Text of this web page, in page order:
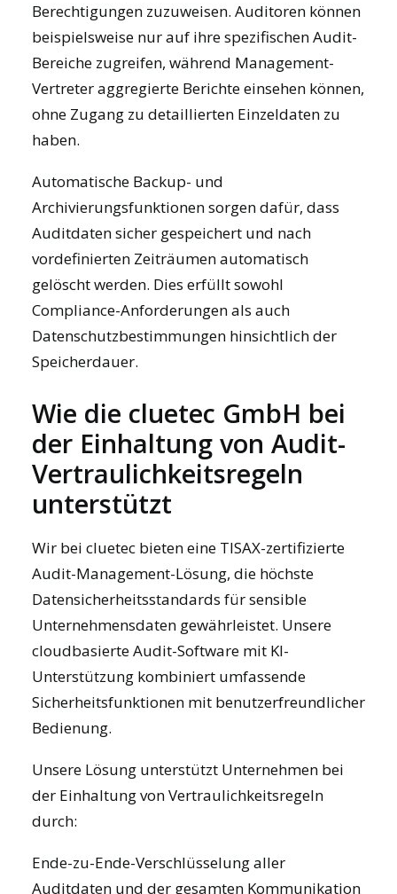
Berechtigungen zuzuweisen. Auditoren können
beispielsweise nur auf ihre spezifischen Audit-
Bereiche zugreifen, während Management-
Vertreter aggregierte Berichte einsehen können,
ohne Zugang zu detaillierten Einzeldaten zu
haben.
Automatische Backup- und
Archivierungsfunktionen sorgen dafür, dass
Auditdaten sicher gespeichert und nach
vordefinierten Zeiträumen automatisch
gelöscht werden. Dies erfüllt sowohl
Compliance-Anforderungen als auch
Datenschutzbestimmungen hinsichtlich der
Speicherdauer.
Wie die cluetec GmbH bei
der Einhaltung von Audit-
Vertraulichkeitsregeln
unterstützt
Wir bei cluetec bieten eine TISAX-zertifizierte
Audit-Management-Lösung, die höchste
Datensicherheitsstandards für sensible
Unternehmensdaten gewährleistet. Unsere
cloudbasierteAudit-Software mit KI-
Unterstützung kombiniert umfassende
Sicherheitsfunktionen mit benutzerfreundlicher
Bedienung.
Unsere Lösung unterstützt Unternehmen bei
der Einhaltung von Vertraulichkeitsregeln
durch:
Ende-zu-Ende-Verschlüsselung aller
Auditdaten und der gesamten Kommunikation